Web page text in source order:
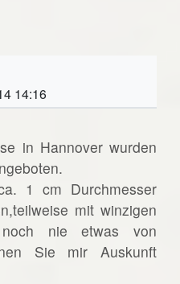
14:16
in Hannover wurden
1 cm Durchmesser
mit winzigen
nie etwas von
Sie mir Auskunft